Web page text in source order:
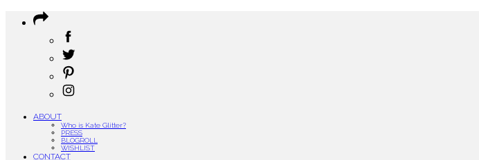
ABOUT
Who is Kate Glitter?
PRESS
BLOGROLL
WISHLIST
CONTACT